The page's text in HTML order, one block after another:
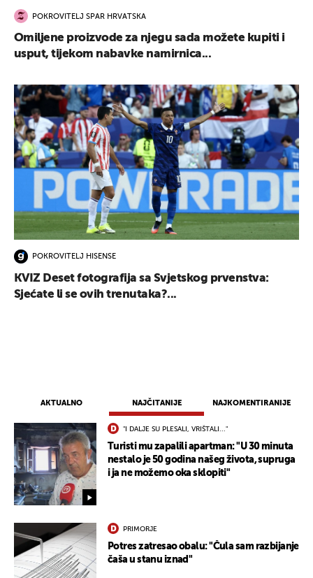
AKTUALNO NAJČITANIJE NAJKOMENTIRANIJE
"I DALJE SU PLESALI, VRIŠTALI..."
Turisti mu zapalili apartman: "U 30 minuta
nestalo je 50 godina našeg života, supruga
i ja ne možemo oka sklopiti"
PRIMORJE
Potres zatresao obalu: "Čula sam razbijanje
čaša u stanu iznad"
POKROVITELJ SPAR HRVATSKA
Omiljene proizvode za njegu sada možete kupiti i
usput, tijekom nabavke namirnica...
POKROVITELJ HISENSE
KVIZ Deset fotografija sa Svjetskog prvenstva:
Sjećate li se ovih trenutaka?...